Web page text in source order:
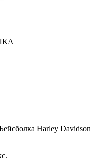
Harley Davidson